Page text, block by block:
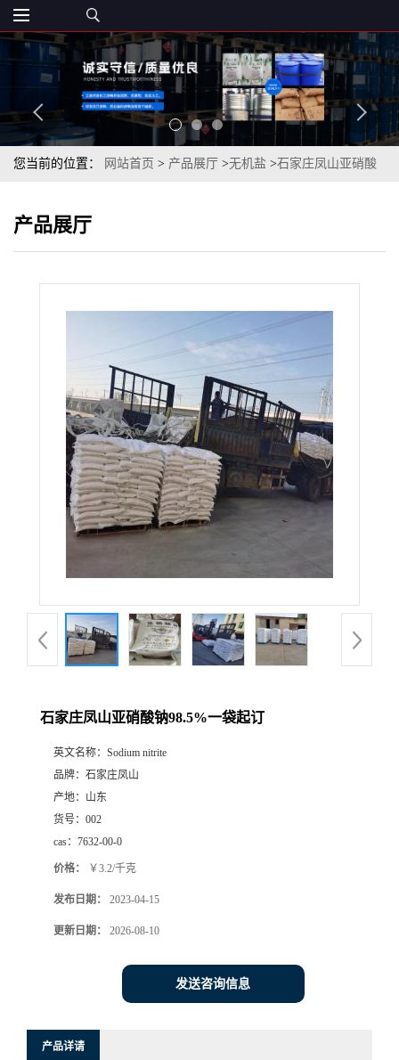
您当前的位置： 网站首页 > 产品展厅 >无机盐 >石家庄凤山亚硝酸
产品展厅
石家庄凤山亚硝酸钠98.5%一袋起订
英文名称： Sodium nitrite
品牌： 石家庄凤山
产地： 山东
货号： 002
cas： 7632-00-0
价格： ￥3.2/千克
发布日期： 2023-04-15
更新日期： 2026-08-10
发送咨询信息
产品详请